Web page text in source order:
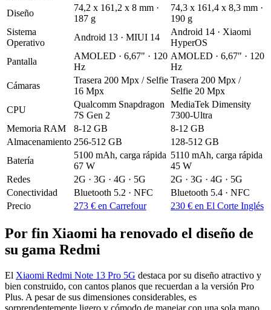
Diseño
74,2 x 161,2 x 8 mm ·
187 g
74,3 x 161,4 x 8,3 mm ·
190 g
Sistema
Operativo
Android 13 · MIUI 14
Android 14 · Xiaomi
HyperOS
Pantalla
AMOLED · 6,67" · 120
Hz
AMOLED · 6,67" · 120
Hz
Cámaras
Trasera 200 Mpx / Selfie
16 Mpx
Trasera 200 Mpx /
Selfie 20 Mpx
CPU
Qualcomm Snapdragon
7S Gen 2
MediaTek Dimensity
7300-Ultra
Memoria RAM
8-12 GB
8-12 GB
Almacenamiento 256-512 GB
128-512 GB
Batería
5100 mAh, carga rápida
67 W
5110 mAh, carga rápida
45 W
Redes
2G · 3G · 4G · 5G
2G · 3G · 4G · 5G
Conectividad
Bluetooth 5.2 · NFC
Bluetooth 5.4 · NFC
Precio
273 € en Carrefour 230 € en El Corte Inglés
Por fin Xiaomi ha renovado el diseño de
su gama Redmi
El Xiaomi Redmi Note 13 Pro 5G destaca por su diseño atractivo y
bien construido, con cantos planos que recuerdan a la versión Pro
Plus. A pesar de sus dimensiones considerables, es
sorprendentemente ligero y cómodo de manejar con una sola mano.